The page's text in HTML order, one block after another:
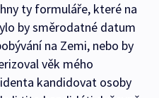
ty formuláře, které na
by směrodatné datum
na Zemi, nebo by
věk mého
kandidovat osoby